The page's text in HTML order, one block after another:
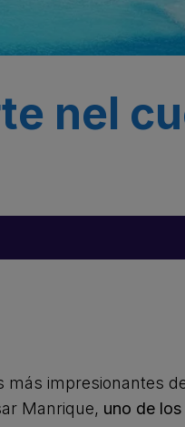
nel
impresionantes
Manrique, uno de